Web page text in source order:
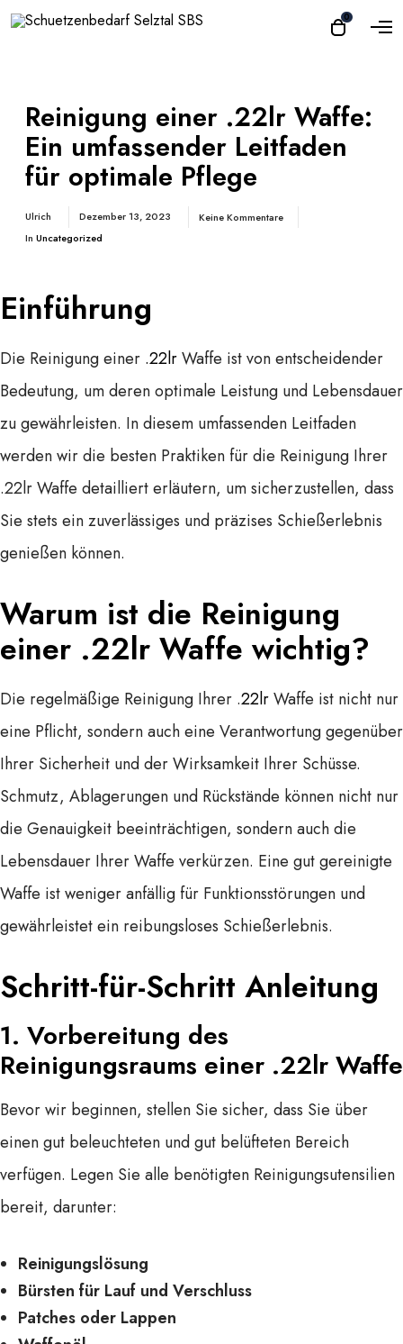
0
Reinigung einer .22lr Waffe:
Ein umfassender Leitfaden
für optimale Pflege
Ulrich Dezember 13, 2023
Keine Kommentare
In Uncategorized
Einführung
Die Reinigung einer .22lrWaffe ist von entscheidender
Bedeutung, um deren optimale Leistung und Lebensdauer
zu gewährleisten. In diesem umfassenden Leitfaden
werden wir die besten Praktiken für die Reinigung Ihrer
.22lr Waffe detailliert erläutern, um sicherzustellen, dass
Sie stets ein zuverlässiges und präzises Schießerlebnis
genießen können.
Warum ist die Reinigung
einer .22lr Waffe wichtig?
Die regelmäßige Reinigung Ihrer .22lrWaffe ist nicht nur
eine Pflicht, sondern auch eine Verantwortung gegenüber
Ihrer Sicherheit und der Wirksamkeit Ihrer Schüsse.
Schmutz, Ablagerungen und Rückstände können nicht nur
die Genauigkeit beeinträchtigen, sondern auch die
Lebensdauer Ihrer Waffe verkürzen. Eine gut gereinigte
Waffe ist weniger anfällig für Funktionsstörungen und
gewährleistet ein reibungsloses Schießerlebnis.
Schritt-für-Schritt Anleitung
1. Vorbereitung des
Reinigungsraums einer .22lr Waffe
Bevor wir beginnen, stellen Sie sicher, dass Sie über
einen gut beleuchteten und gut belüfteten Bereich
verfügen. Legen Sie alle benötigten Reinigungsutensilien
bereit, darunter:
Reinigungslösung
Bürsten für Lauf und Verschluss
Patches oder Lappen